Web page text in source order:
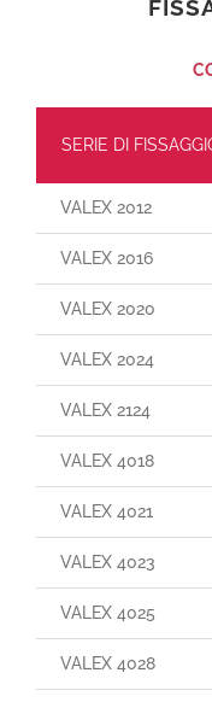
SERIE DI
VALEX 2012
VALEX 2016
VALEX 2020
VALEX 2024
VALEX 2124
VALEX 4018
VALEX 4021
VALEX 4023
VALEX 4025
VALEX 4028